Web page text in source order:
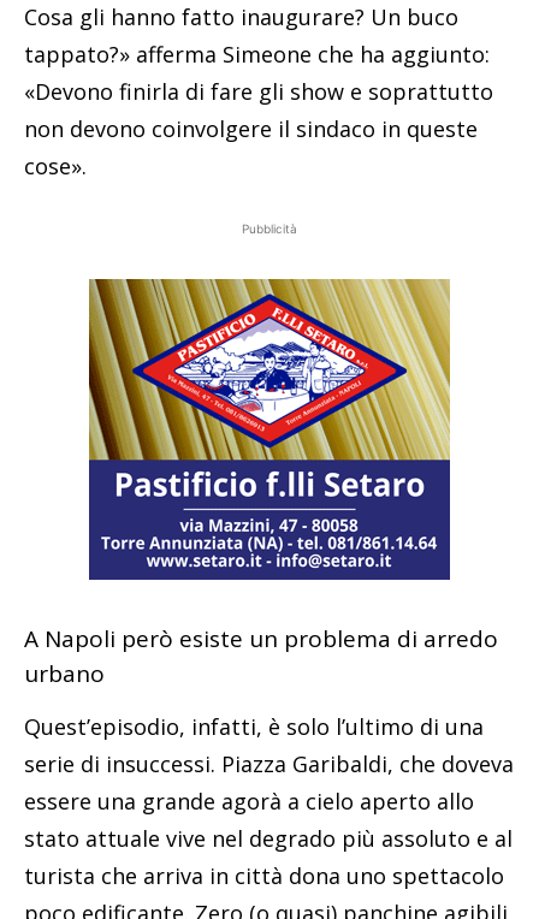
Cosa gli hanno fatto inaugurare? Un buco
tappato?» afferma Simeone che ha aggiunto:
«Devono finirla di fare gli show e soprattutto
non devono coinvolgere il sindaco in queste
cose».
Pubblicità
A Napoli però esiste un problema di arredo
urbano
Quest’episodio, infatti, è solo l’ultimo di una
serie di insuccessi. Piazza Garibaldi, che doveva
essere una grande agorà a cielo aperto allo
stato attuale vive nel degrado più assoluto e al
turista che arriva in città dona uno spettacolo
poco edificante. Zero (o quasi) panchine agibili,